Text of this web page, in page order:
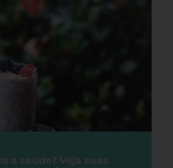
a saúde? Veja suas